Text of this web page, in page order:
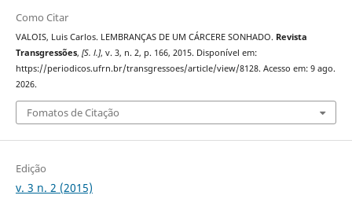
Como Citar
VALOIS, Luis Carlos. LEMBRANÇAS DE UM CÁRCERE SONHADO. Revista
Transgressões, [S. l.], v. 3, n. 2, p. 166, 2015. Disponível em:
https://periodicos.ufrn.br/transgressoes/article/view/8128. Acesso em: 9 ago.
2026.
Fomatos de Citação
Edição
v. 3 n. 2 (2015)